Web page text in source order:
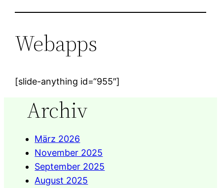
Webapps
[slide-anything id=“955″]
Archiv
März 2026
November 2025
September 2025
August 2025